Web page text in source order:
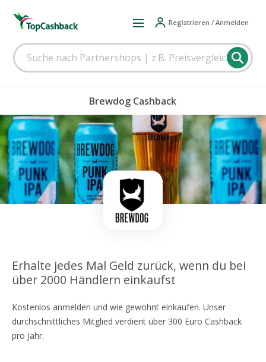
Registrieren / Anmelden
Brewdog Cashback
Erhalte jedes Mal Geld zurück, wenn du bei
über 2000 Händlern einkaufst
Kostenlos anmelden und wie gewohnt einkaufen. Unser
durchschnittliches Mitglied verdient über 300 Euro Cashback
pro Jahr.